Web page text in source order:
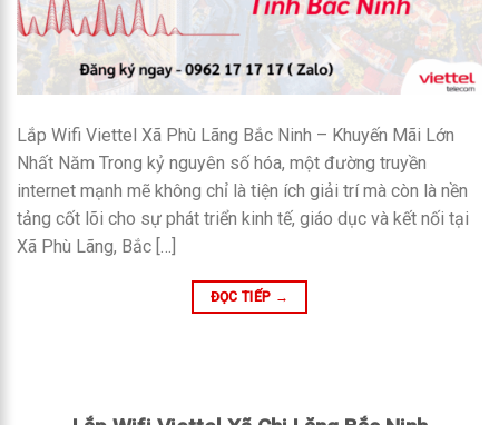
Lắp Wifi Viettel Xã Phù Lãng Bắc Ninh – Khuyến Mãi Lớn
Nhất Năm Trong kỷ nguyên số hóa, một đường truyền
internet mạnh mẽ không chỉ là tiện ích giải trí mà còn là nền
tảng cốt lõi cho sự phát triển kinh tế, giáo dục và kết nối tại
Xã Phù Lãng, Bắc […]
ĐỌC TIẾP →